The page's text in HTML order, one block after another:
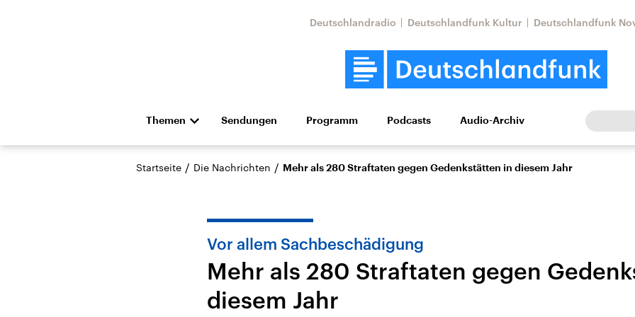
Deutschlandradio Deutschlandfunk Kultur Deutschlandfunk
Themen
Die Nachrichten Politik Wirtschaft Wissen Kultur Europa
Hörspiel und Feature Musik
Landtagswahl Sachsen-
Anhalt 2026
USA
Aktuelle Beiträge,
Sendungen Programm Podcasts Audio-Archiv
Startseite / Die Nachrichten / Mehr als 280 Straftaten gegen Gedenkstätten in diesem Jahr
Vor allem Sachbeschädigung
Mehr als 280 Straftaten gegen
diesem Jahr